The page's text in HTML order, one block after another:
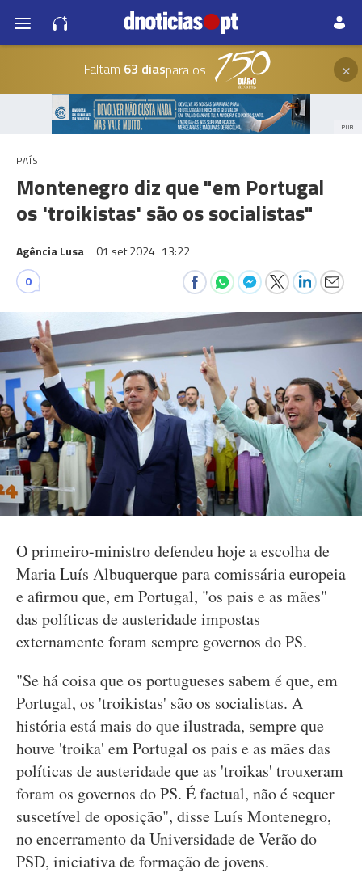
Faltam 63 diaspara os ×
PUB
PAÍS
Montenegro diz que "em Portugal
os 'troikistas' são os socialistas"
Agência Lusa 01 set 2024 13:22
0
O primeiro-ministro defendeu hoje a escolha de
Maria Luís Albuquerque para comissária europeia
e afirmou que, em Portugal, "os pais e as mães"
das políticas de austeridade impostas
externamente foram sempre governos do PS.
"Se há coisa que os portugueses sabem é que, em
Portugal, os 'troikistas' são os socialistas. A
história está mais do que ilustrada, sempre que
houve 'troika' em Portugal os pais e as mães das
políticas de austeridade que as 'troikas' trouxeram
foram os governos do PS. É factual, não é sequer
suscetível de oposição", disse Luís Montenegro,
no encerramento da Universidade de Verão do
PSD, iniciativa de formação de jovens.